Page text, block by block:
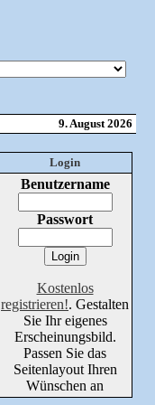
9. August 2026
Login
Benutzername
Passwort
Kostenlos
registrieren!. Gestalten
Sie Ihr eigenes
Erscheinungsbild.
Passen Sie das
Seitenlayout Ihren
Wünschen an